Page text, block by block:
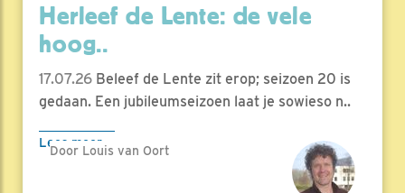
Herleef de Lente: de vele
hoog..
17.07.26 Beleef de Lente zit erop; seizoen 20 is
gedaan. Een jubileumseizoen laat je sowieso n..
Lees meer
Door Louis van Oort